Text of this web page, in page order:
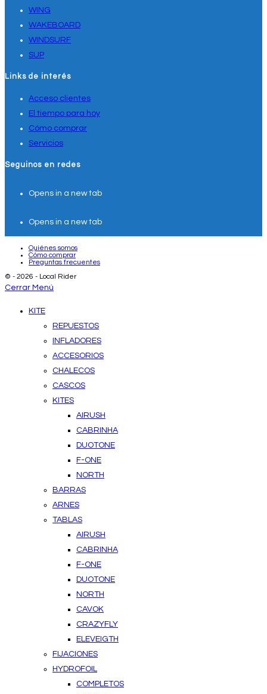
WING
WAKEBOARD
WINDSURF
SUP
Links de interés
Acceso clientes
El tiempo para hoy
Cómo comprar
Servicios
Seguinos en redes
Opens in a new tab
Opens in a new tab
Quiénes somos
Cómo comprar
Preguntas frecuentes
© - 2026 - Local Rider
Cerrar Menú
KITE
REPUESTOS
INFLADORES
ACCESORIOS
CHALECOS
CASCOS
KITES
AIRUSH
CABRINHA
DUOTONE
F-ONE
NORTH
BARRAS
ARNES
TABLAS
AIRUSH
CABRINHA
F-ONE
DUOTONE
NORTH
CAVOK
CRAZYFLY
ELEVEIGTH
FIJACIONES
HYDROFOIL
COMPLETOS